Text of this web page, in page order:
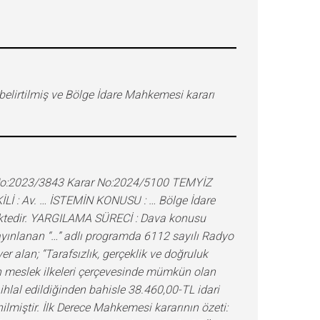
ve Bölge İdare Mahkemesi kararı
güvence altına almak ve yargılamada keyfiliği önlemektir. Bu yönüyle, hukuk devletini gerçekleştirmenin en önemli araçlarından biridir. Adil yargılanma hakkının düzenlendiği Avrupa İnsan Hakları Sözleşmesi’nin 6. maddesindeki “aleni yargılamanın” varlığı, zorunlu olarak “sözlü yargılama” hakkını da içerir. Bununla birlikte, bu hak mutlak olmayıp 2577 sayılı İdari Yargılama Usulü Kanunu’nda idari yargılamanın özellikleri gözetilerek öngörülen duruşmaya ilişkin kurallar çerçevesinde değerlendirme yapılmalıdır. 2577 sayılı Kanun’un 17. maddesinin birinci fıkrasında, “Danıştay ile idare ve vergi mahkemelerinde açılan iptal ve yirmibeşbin Türk Lirasını aşan tam yargı davaları ile tarh edilen vergi, resim ve harçlarla benzeri mali yükümler ve bunların zam ve cezaları toplamı yirmibeşbin Türk Lirasını aşan vergi davalarında, taraflardan birinin isteği üzerine duruşma yapılır.” düzenlemesine yer verilmiştir. İdare Mahkemesince, dava dilekçesinde istemde bulunulmasına rağmen duruşma yapılmaksızın karar verilmiş ise de 2577 sayılı Kanun’un 17. maddesinde iptal davaları bakımından duruşma yapılması için belirli bir miktar sınırının öngörülmediği, bakılan uyuşmazlığın da bir iptal davası olduğu gözetildiğinde, taraflardan birinin istemi halinde duruşma yapıldıktan sonra karar verilmesi gerektiği açıktır. Bu durumda Mahkemece davacının duruşma istemi göz önünde bulundurulmadan karar verilmesi, 2577 sayılı Kanun’un 17. maddesinin açık ve emredici kuralına aykırı olduğundan, duruşma yapılmaksızın verilen İdare Mahkemesi kararına karşı yapılan istinaf başvurusunun reddine ilişkin temyize konu Bölge İdare Mahkemesi kararında usul hükümlerine uygunluk bulunmamaktadır. Ayrıca, dava konusu Kurul kararının oy çokluğu ile alındığı görüldüğünden, uyuşmazlığın çözülmesine yönelik olarak kararda karşı oyu olduğu belirtilen Kurul üyesinin gerekçeli muhalefet şerhinin onaylı bir örneğinin davalı idareden istenilmesi ve davacıya tebliği neticesinde bir değerlendirme yapılarak karar verilmesi gerekmektedir. Öte yandan, bozma kararı üzerine yeniden karar verileceğinden, davacının ve davalının esasa ilişkin temyiz iddialarının bu aşamada incelenmesine gerek bulunmamaktadır. KARAR SONUCU : Açıklanan nedenlerle; 1. Davacının temyiz isteminin kabulüne; 2. Davanın yukarıda özetlenen gerekçeyle reddine ilişkin İdare Mahkemesi kararına yönelik istinaf başvurusunun reddi yolundaki temyize konu … Bölge İdare Mahkemesi … İdari Dava Dairesinin … tarih ve E:… , K:… sayılı kararının 2577 sayılı İdari Yargılama Usulü Kanunu’nun 49. maddesi uyarınca BOZULMASINA, 3. Yeniden bir karar verilmek üzere dosyanın … Bölge İdare Mahkemesi … İdari Dava Dairesine gö